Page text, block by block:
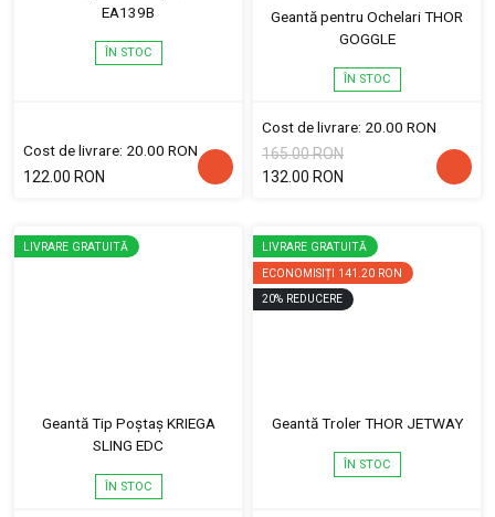
EA139B
ÎN STOC
Cost de livrare: 20.00 RON
122.00 RON
Geantă pentru Ochelari THOR
GOGGLE
ÎN STOC
Cost de livrare: 20.00 RON
165.00 RON
132.00 RON
LIVRARE GRATUITĂ
Geantă Tip Poștaș KRIEGA
SLING EDC
ÎN STOC
LIVRARE GRATUITĂ
ECONOMISIȚI 141.20 RON
20% REDUCERE
Geantă Troler THOR JETWAY
ÎN STOC